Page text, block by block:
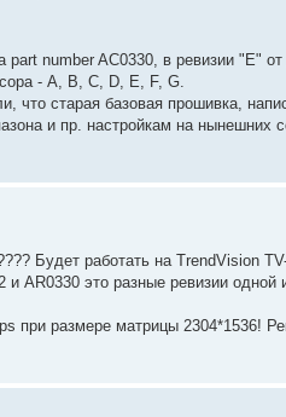
number AC0330, в ревизии "E" от
- A, B, C, D, E, F, G.
что старая базовая прошивка,
и пр. настройкам на нынешних
Будет работать на TrendVision
AR0330 это разные ревизии одной
при размере матрицы 2304*1536!